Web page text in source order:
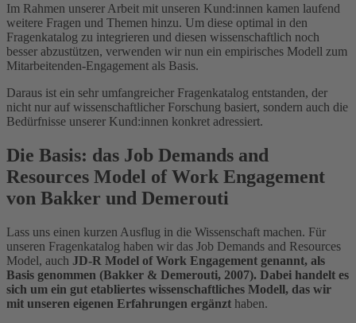
Im Rahmen unserer Arbeit mit unseren Kund:innen kamen laufend
weitere Fragen und Themen hinzu. Um diese optimal in den
Fragenkatalog zu integrieren und diesen wissenschaftlich noch
besser abzustützen, verwenden wir nun ein empirisches Modell zum
Mitarbeitenden-Engagement als Basis.
Daraus ist ein sehr umfangreicher Fragenkatalog entstanden, der
nicht nur auf wissenschaftlicher Forschung basiert, sondern auch die
Bedürfnisse unserer Kund:innen konkret adressiert.
Die Basis: das Job Demands and
Resources Model of Work Engagement
von Bakker und Demerouti
Lass uns einen kurzen Ausflug in die Wissenschaft machen. Für
unseren Fragenkatalog haben wir das Job Demands and Resources
Model, auch JD-R Model of Work Engagement genannt, als
Basis genommen (Bakker & Demerouti, 2007). Dabei handelt es
sich um ein gut etabliertes wissenschaftliches Modell, das wir
mit unseren eigenen Erfahrungen ergänzt haben.